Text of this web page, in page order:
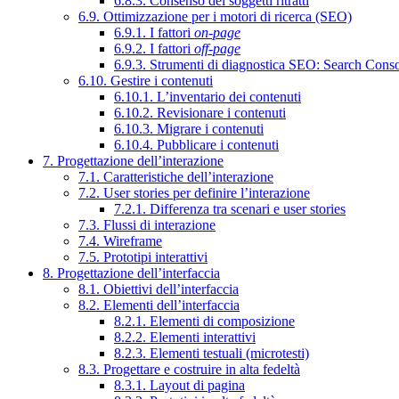
6.9. Ottimizzazione per i motori di ricerca (SEO)
6.9.1. I fattori on-page
6.9.2. I fattori off-page
6.9.3. Strumenti di diagnostica SEO: Search
6.10. Gestire i contenuti
6.10.1. L’inventario dei contenuti
6.10.2. Revisionare i contenuti
6.10.3. Migrare i contenuti
6.10.4. Pubblicare i contenuti
7. Progettazione dell’interazione
7.1. Caratteristiche dell’interazione
7.2. User stories per definire l’interazione
7.2.1. Differenza tra scenari e user stories
7.3. Flussi di interazione
7.4. Wireframe
7.5. Prototipi interattivi
8. Progettazione dell’interfaccia
8.1. Obiettivi dell’interfaccia
8.2. Elementi dell’interfaccia
8.2.1. Elementi di composizione
8.2.2. Elementi interattivi
8.2.3. Elementi testuali (microtesti)
8.3. Progettare e costruire in alta fedeltà
8.3.1. Layout di pagina